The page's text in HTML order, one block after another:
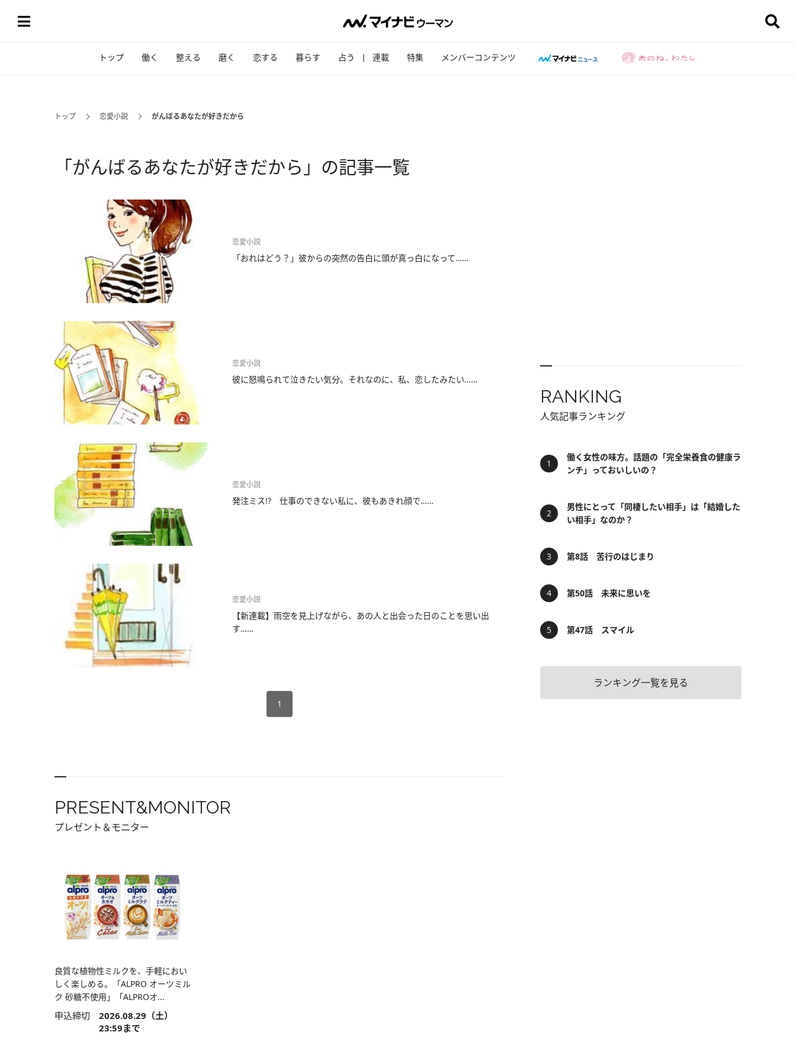
トップ 働く 整える 磨く 恋する 暮らす 占う 連載 特集 メンバーコンテンツ
トップ 恋愛小説 がんばるあなたが好きだから
「がんばるあなたが好きだから」の記事一覧
恋愛小説
「おれはどう？」彼からの突然の告白に頭が真っ白になって……
恋愛小説
彼に怒鳴られて泣きたい気分。それなのに、私、恋したみたい……
恋愛小説
発注ミス!? 仕事のできない私に、彼もあきれ顔で……
恋愛小説
【新連載】雨空を見上げながら、あの人と出会った日のことを思い出
す……
1
PRESENT&MONITOR
プレゼント＆モニター
良質な植物性ミルクを、手軽におい
しく楽しめる。「ALPRO オーツミル
ク 砂糖不使用」「ALPROオ...
申込締切 2026.08.29（土）
23:59まで
RANKING
人気記事ランキング
働く女性の味方。話題の「完全栄養食の健康ラ
ンチ」っておいしいの？
男性にとって「同棲したい相手」は「結婚した
い相手」なのか？
第8話 苦行のはじまり
第50話 未来に思いを
第47話 スマイル
ランキング一覧を見る